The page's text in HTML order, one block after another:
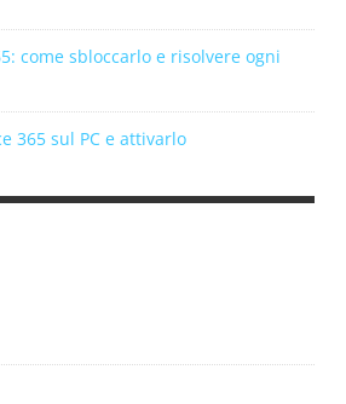
come sbloccarlo e risolvere ogni
365 sul PC e attivarlo